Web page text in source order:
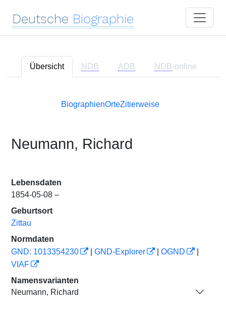
Deutsche Biographie
Übersicht NDB ADB NDB-online
BiographienOrteZitierweise
Neumann, Richard
Lebensdaten
1854-05-08 –
Geburtsort
Zittau
Normdaten
GND: 1013354230
GND-Explorer OGND
VIAF
Namensvarianten
Neumann, Richard